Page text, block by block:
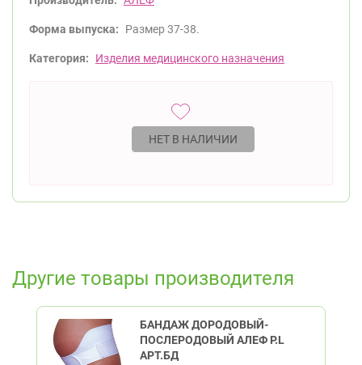
Форма выпуска: Размер 37-38.
Категория: Изделия медицинского назначения
НЕТ В НАЛИЧИИ
Другие товары производителя
БАНДАЖ ДОРОДОВЫЙ-
ПОСЛЕРОДОВЫЙ АЛЕФ Р.L
АРТ.БД